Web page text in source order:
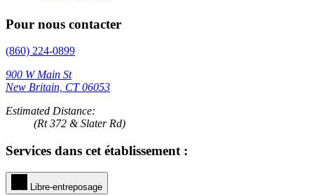
Pour nous contacter
(860) 224-0899
900 W Main St
New Britain, CT 06053
Estimated Distance:
(Rt 372 & Slater Rd)
Services dans cet établissement :
Libre-entreposage